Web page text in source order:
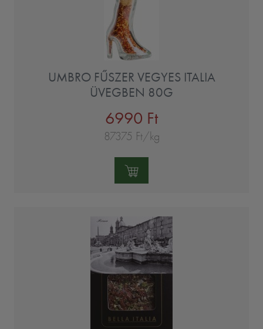
UMBRO FŰSZER VEGYES ITALIA
ÜVEGBEN 80G
6990 Ft
87375 Ft/kg
Mennyiség: